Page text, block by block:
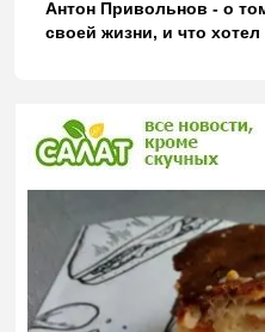
Антон Привольнов - о
своей жизни, и что